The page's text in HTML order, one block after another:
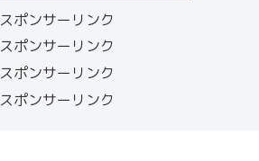
スポンサーリンク
スポンサーリンク
スポンサーリンク
スポンサーリンク